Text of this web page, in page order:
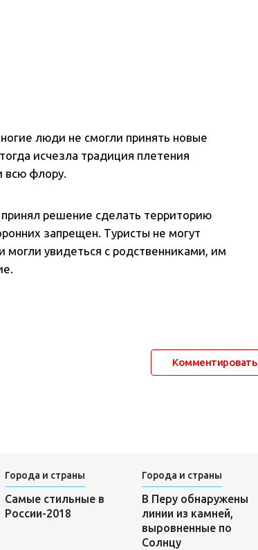
люди не смогли принять новые
исчезла традиция плетения
всю флору.
решение сделать территорию
запрещен. Туристы не могут
увидеться с родственниками, им
Комментировать
Города и страны
Самые стильные в
России-2018
Города и страны
В Перу обнаружены
линии из камней,
выровненные по
Солнцу